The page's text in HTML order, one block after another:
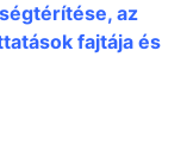
az
fajtája és